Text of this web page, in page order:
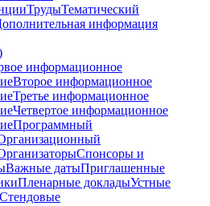
ТрудыТематический
информация
информационное
Второе информационное
Третье информационное
Четвертое информационное
Программный
Спонсоры и
Важные датыПриглашенные
Пленарные докладыУстные
Стендовые